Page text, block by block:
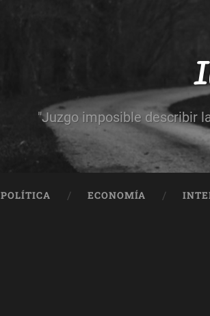
"Juzgo imposible describir
POLÍTICA ECONOMÍA